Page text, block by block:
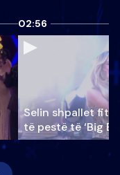
02:56
Selin shpallet
të pestë të ‘Big